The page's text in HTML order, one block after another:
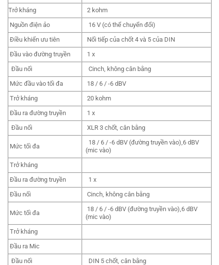
Trở kháng
2 kohm
Nguồn điện ảo
16 V (có thể chuyển đổi)
Điều khiển ưu tiên
Nối tiếp của chốt 4 và 5 của DIN
Đầu vào đường truyền
1 x
Đầu nối
Cinch, không cân bằng
Mức đầu vào tối đa
18 / 6 / -6 dBV
Trở kháng
20 kohm
Đầu ra đường truyền
1 x
Đầu nối
XLR 3 chốt, cân bằng
Mức tối đa
18 / 6 / -6 dBV (đường truyền vào),6 dBV
(mic vào)
Trở kháng
Đầu ra đường truyền
1 x
Đầu nối
Cinch, không cân bằng
Mức tối đa
18 / 6 / -6 dBV (đường truyền vào),6 dBV
(mic vào)
Trở kháng
Đầu ra Mic
Đầu nối
DIN 5 chốt, cân bằng